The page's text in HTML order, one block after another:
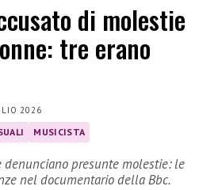
di molestie
tre erano
2026
MUSICISTA
denunciano presunte molestie: le
nel documentario della Bbc.